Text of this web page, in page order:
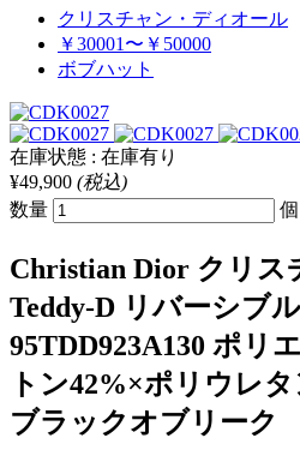
クリスチャン・ディオール
￥30001〜￥50000
ボブハット
在庫状態 : 在庫有り
¥49,900 (税込)
数量
個
Christian Dior クリス
Teddy-D リバーシブ
95TDD923A130 ポリ
トン42%×ポリウレ
ブラックオブリーク